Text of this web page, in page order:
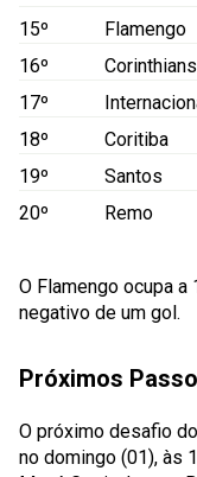
15º
Flamengo
16º
Corinthians
17º
18º
Coritiba
19º
Santos
20º
Remo
O Flamengo ocupa
negativo de um gol.
Próximos
O próximo desafio
no domingo (01), às